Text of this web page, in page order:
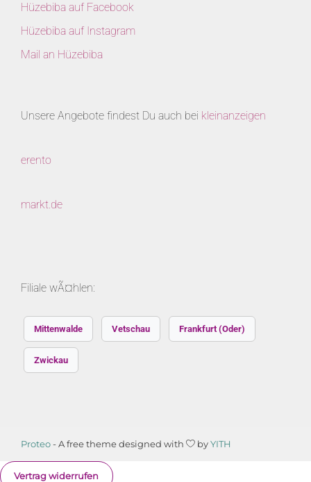
Hüzebiba auf Facebook
Hüzebiba auf Instagram
Mail an Hüzebiba
Unsere Angebote findest Du auch bei kleinanzeigen
erento
markt.de
Filiale wÃ¤hlen:
Mittenwalde Vetschau Frankfurt (Oder)
Zwickau
Proteo- A free theme designed with byYITH
Vertrag widerrufen